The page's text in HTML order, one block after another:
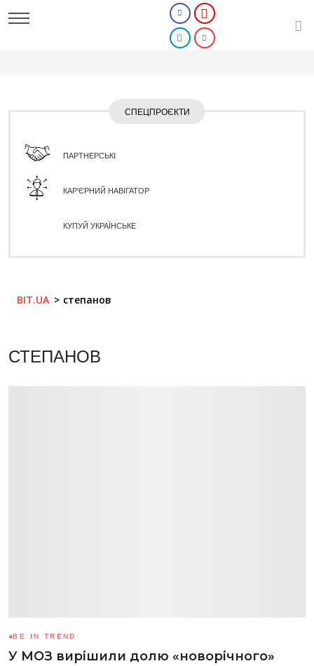
СПЕЦПРОЄКТИ
ПАРТНЕРСЬКІ
КАР'ЄРНИЙ НАВІГАТОР
КУПУЙ УКРАЇНСЬКЕ
BIT.UA степанов
СТЕПАНОВ
BE IN TREND
У МОЗ вирішили долю «новорічного»